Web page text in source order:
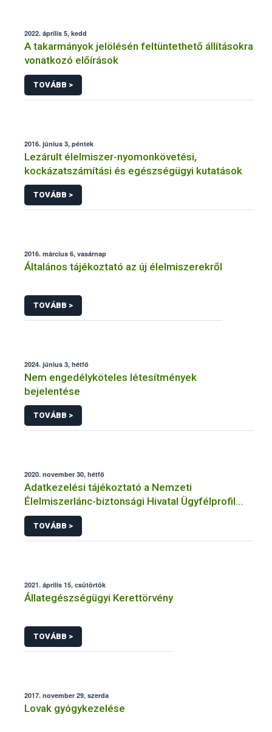
2022. április 5, kedd
A takarmányok jelölésén feltüntethető állításokra
vonatkozó előírások
TOVÁBB >
2016. június 3, péntek
Lezárult élelmiszer-nyomonkövetési,
kockázatszámítási és egészségügyi kutatások
TOVÁBB >
2016. március 6, vasárnap
Általános tájékoztató az új élelmiszerekről
TOVÁBB >
2024. június 3, hétfő
Nem engedélyköteles létesítmények
bejelentése
TOVÁBB >
2020. november 30, hétfő
Adatkezelési tájékoztató a Nemzeti
Élelmiszerlánc-biztonsági Hivatal Ügyfélprofil
Rendszerben állatgyógyászati termékek
témakörben közhatalmi eljárásaihoz kapcsolódó
adatkezeléséhez
TOVÁBB >
2021. április 15, csütörtök
Állategészségügyi Kerettörvény
TOVÁBB >
2017. november 29, szerda
Lovak gyógykezelése